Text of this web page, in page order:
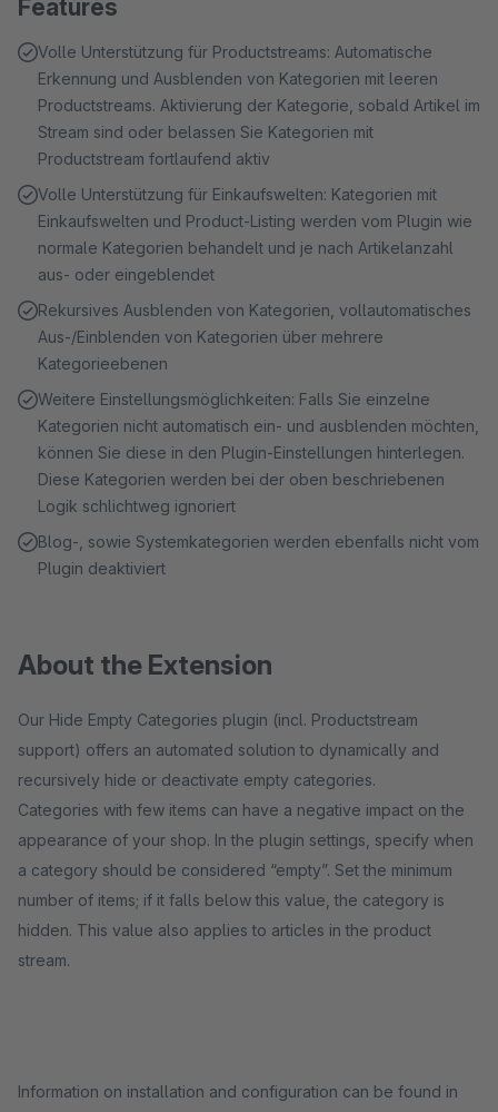
Features
Volle Unterstützung für Productstreams: Automatische
Erkennung und Ausblenden von Kategorien mit leeren
Productstreams. Aktivierung der Kategorie, sobald Artikel im
Stream sind oder belassen Sie Kategorien mit
Productstream fortlaufend aktiv
Volle Unterstützung für Einkaufswelten: Kategorien mit
Einkaufswelten und Product-Listing werden vom Plugin wie
normale Kategorien behandelt und je nach Artikelanzahl
aus- oder eingeblendet
Rekursives Ausblenden von Kategorien, vollautomatisches
Aus-/Einblenden von Kategorien über mehrere
Kategorieebenen
Weitere Einstellungsmöglichkeiten: Falls Sie einzelne
Kategorien nicht automatisch ein- und ausblenden möchten,
können Sie diese in den Plugin-Einstellungen hinterlegen.
Diese Kategorien werden bei der oben beschriebenen
Logik schlichtweg ignoriert
Blog-, sowie Systemkategorien werden ebenfalls nicht vom
Plugin deaktiviert
About the Extension
Our Hide Empty Categories plugin (incl. Productstream
support) offers an automated solution to dynamically and
recursively hide or deactivate empty categories.
Categories with few items can have a negative impact on the
appearance of your shop. In the plugin settings, specify when
a category should be considered “empty”. Set the minimum
number of items; if it falls below this value, the category is
hidden. This value also applies to articles in the product
stream.
Information on installation and configuration can be found in